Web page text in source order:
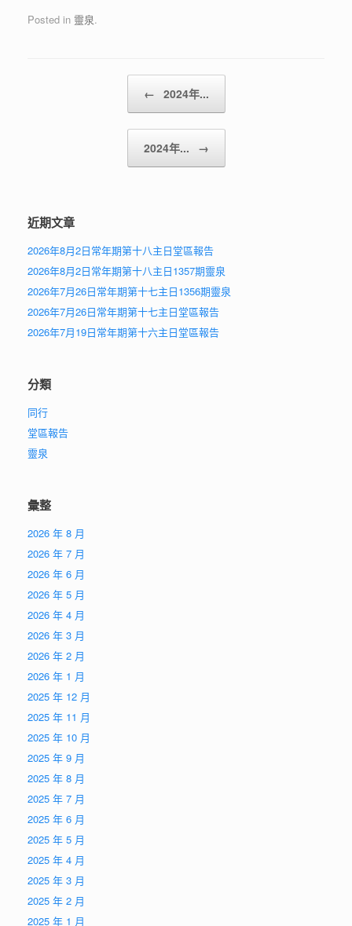
Posted in 靈泉.
Post navigation
← 2024年...
2024年... →
近期文章
2026年8月2日常年期第十八主日堂區報告
2026年8月2日常年期第十八主日1357期靈泉
2026年7月26日常年期第十七主日1356期靈泉
2026年7月26日常年期第十七主日堂區報告
2026年7月19日常年期第十六主日堂區報告
分類
同行
堂區報告
靈泉
彙整
2026 年 8 月
2026 年 7 月
2026 年 6 月
2026 年 5 月
2026 年 4 月
2026 年 3 月
2026 年 2 月
2026 年 1 月
2025 年 12 月
2025 年 11 月
2025 年 10 月
2025 年 9 月
2025 年 8 月
2025 年 7 月
2025 年 6 月
2025 年 5 月
2025 年 4 月
2025 年 3 月
2025 年 2 月
2025 年 1 月